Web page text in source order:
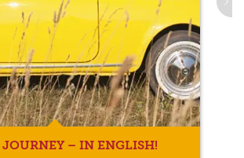
JOURNEY – IN ENGLISH!